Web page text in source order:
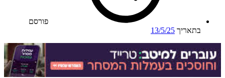
פורסם
בתאריך 13/5/25